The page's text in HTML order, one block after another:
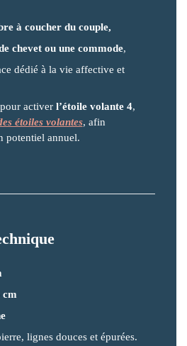
à coucher du couple,
chevet ou une commode,
dédié à la vie affective et
activer l’étoile volante 4,
étoiles volantes, afin
potentiel annuel.
cm
lignes douces et épurées.